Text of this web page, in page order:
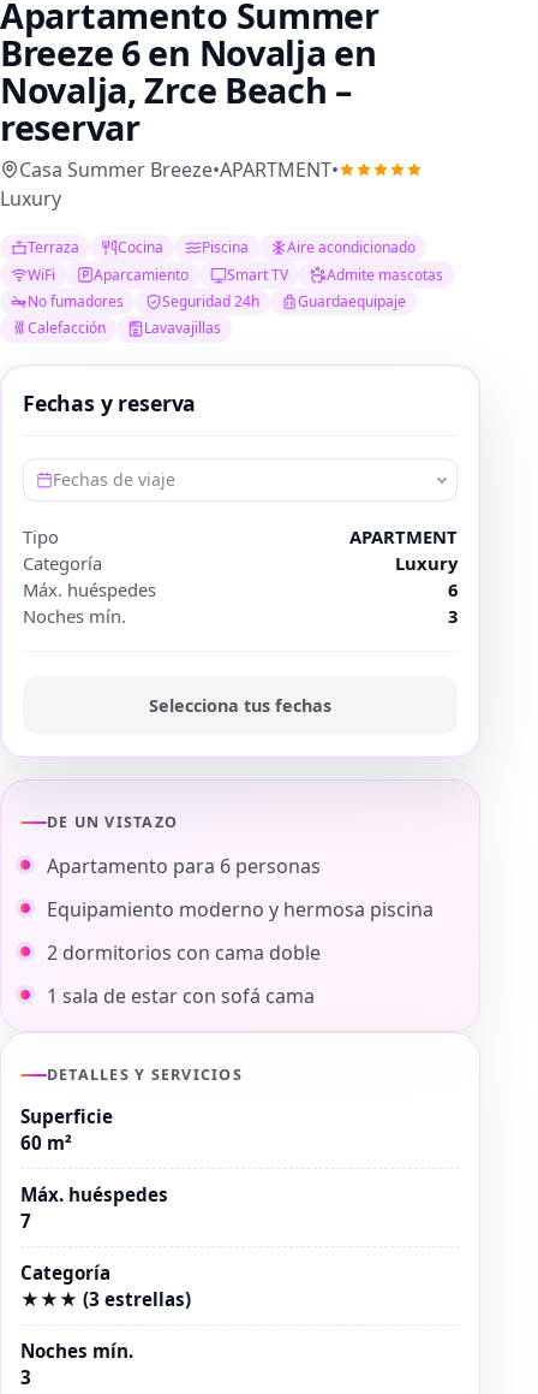
Apartamento Summer
Breeze 6 en Novalja en
Novalja, Zrce Beach –
reservar
Casa Summer Breeze•APARTMENT•
Luxury
Terraza Cocina Piscina
Aire acondicionado
WiFi
Aparcamiento Smart TV
Admite mascotas
No fumadores
Seguridad 24h
Guardaequipaje
Calefacción
Lavavajillas
DE UN VISTAZO
Apartamento para 6 personas
Equipamiento moderno y hermosa piscina
2 dormitorios con cama doble
1 sala de estar con sofá cama
DETALLES Y SERVICIOS
Superficie
60 m²
Máx. huéspedes
7
Categoría
★★★ (3 estrellas)
Noches mín.
3
Fechas y reserva
Fechas de viaje
Tipo
APARTMENT
Categoría
Luxury
Máx. huéspedes
6
Noches mín.
3
Selecciona tus fechas